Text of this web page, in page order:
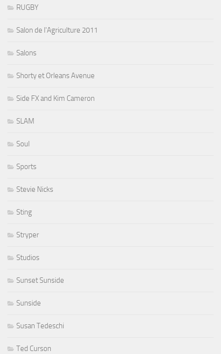
RUGBY
Salon de l'Agriculture 2011
Salons
Shorty et Orleans Avenue
Side FX and Kim Cameron
SLAM
Soul
Sports
Stevie Nicks
Sting
Stryper
Studios
Sunset Sunside
Sunside
Susan Tedeschi
Ted Curson